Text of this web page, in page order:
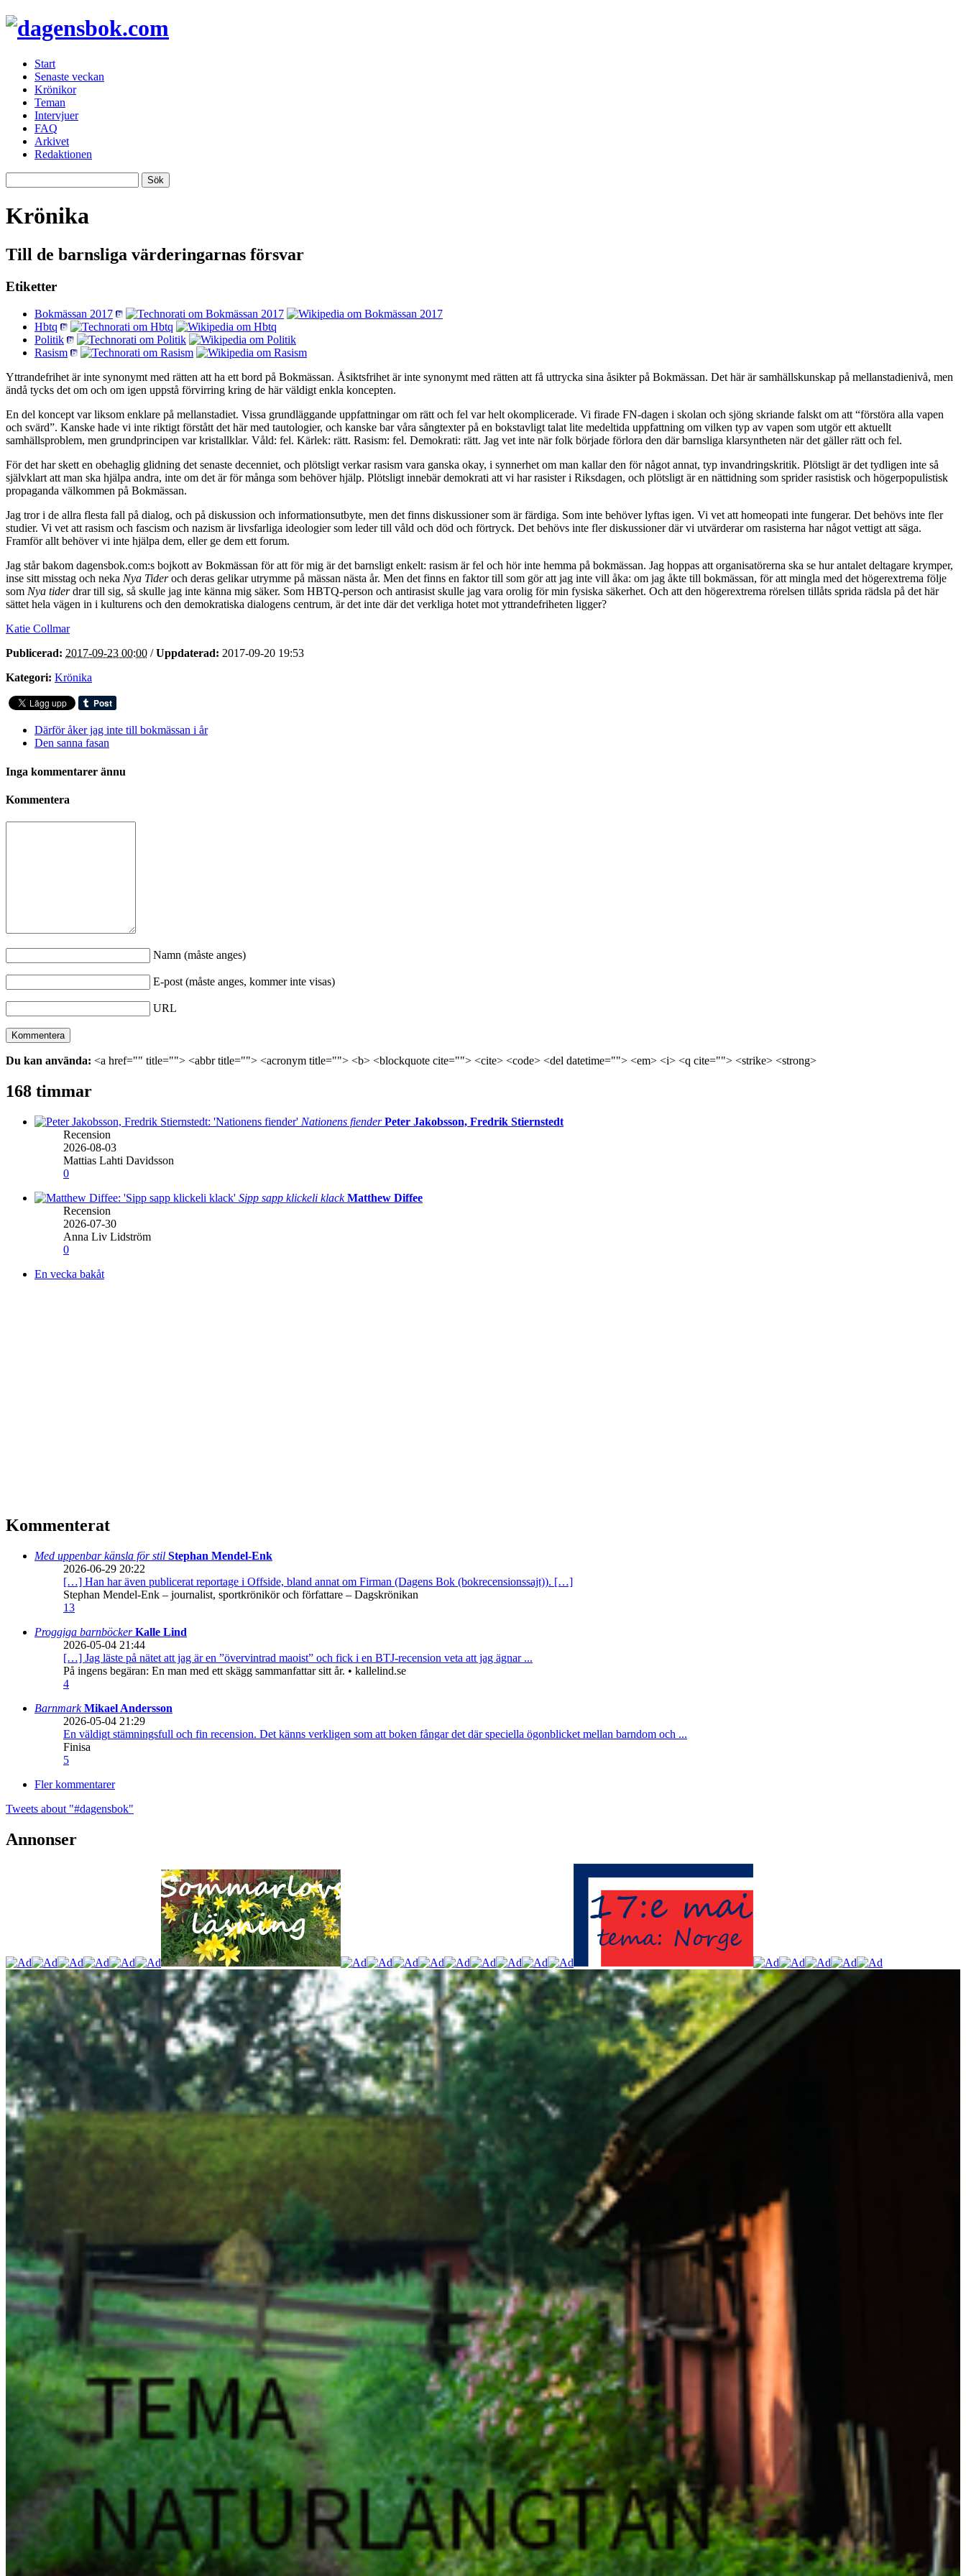
Start
Senaste veckan
Krönikor
Teman
Intervjuer
FAQ
Arkivet
Redaktionen
Krönika
Till de barnsliga värderingarnas försvar
Etiketter
Bokmässan 2017
Hbtq
Politik
Rasism
Yttrandefrihet är inte synonymt med rätten att ha ett bord på Bokmässan. Åsiktsfrihet är inte synonymt med rätten att få uttrycka sina åsikter på Bokmässan. Det här är samhällskunskap på mellanstadienivå, men
ändå tycks det om och om igen uppstå förvirring kring de här väldigt enkla koncepten.
En del koncept var liksom enklare på mellanstadiet. Vissa grundläggande uppfattningar om rätt och fel var helt okomplicerade. Vi firade FN-dagen i skolan och sjöng skriande falskt om att “förstöra alla vapen
och svärd”. Kanske hade vi inte riktigt förstått det här med tautologier, och kanske bar våra sångtexter på en bokstavligt talat lite medeltida uppfattning om vilken typ av vapen som utgör ett aktuellt
samhällsproblem, men grundprincipen var kristallklar. Våld: fel. Kärlek: rätt. Rasism: fel. Demokrati: rätt. Jag vet inte när folk började förlora den där barnsliga klarsyntheten när det gäller rätt och fel.
För det har skett en obehaglig glidning det senaste decenniet, och plötsligt verkar rasism vara ganska okay, i synnerhet om man kallar den för något annat, typ invandringskritik. Plötsligt är det tydligen inte så
självklart att man ska hjälpa andra, inte om det är för många som behöver hjälp. Plötsligt innebär demokrati att vi har rasister i Riksdagen, och plötsligt är en nättidning som sprider rasistisk och högerpopulistisk
propaganda välkommen på Bokmässan.
Jag tror i de allra flesta fall på dialog, och på diskussion och informationsutbyte, men det finns diskussioner som är färdiga. Som inte behöver lyftas igen. Vi vet att homeopati inte fungerar. Det behövs inte fler
studier. Vi vet att rasism och fascism och nazism är livsfarliga ideologier som leder till våld och död och förtryck. Det behövs inte fler diskussioner där vi utvärderar om rasisterna har något vettigt att säga.
Framför allt behöver vi inte hjälpa dem, eller ge dem ett forum.
Jag står bakom dagensbok.com:s bojkott av Bokmässan för att för mig är det barnsligt enkelt: rasism är fel och hör inte hemma på bokmässan. Jag hoppas att organisatörerna ska se hur antalet deltagare krymper,
inse sitt misstag och neka Nya Tideroch deras gelikar utrymme på mässan nästa år. Men det finns en faktor till som gör att jag inte vill åka: om jag åkte till bokmässan, för att mingla med det högerextrema följe
som Nya tiderdrar till sig, så skulle jag inte känna mig säker. Som HBTQ-person och antirasist skulle jag vara orolig för min fysiska säkerhet. Och att den högerextrema rörelsen tillåts sprida rädsla på det här
sättet hela vägen in i kulturens och den demokratiska dialogens centrum, är det inte där det verkliga hotet mot yttrandefriheten ligger?
Katie Collmar
Publicerad: 2017-09-23 00:00 /Uppdaterad: 2017-09-20 19:53
Kategori: Krönika
Därför åker jag inte till bokmässan i år
Den sanna fasan
Inga kommentarer ännu
Kommentera
Namn (måste anges)
E-post (måste anges, kommer inte visas)
URL
Du kan använda: <a href="" title=""> <abbr title=""> <acronym title=""> <b> <blockquote cite=""> <cite> <code> <del datetime=""> <em> <i> <q cite=""> <strike> <strong>
168 timmar
Nationens fiender Peter Jakobsson, Fredrik Stiernstedt
Recension
2026-08-03
Mattias Lahti Davidsson
0
Sipp sapp klickeli klack Matthew Diffee
Recension
2026-07-30
Anna Liv Lidström
0
En vecka bakåt
Kommenterat
Med uppenbar känsla för stil Stephan Mendel-Enk
2026-06-29 20:22
[…] Han har även publicerat reportage i Offside, bland annat om Firman (Dagens Bok (bokrecensionssajt)). […]
Stephan Mendel-Enk – journalist, sportkrönikör och författare – Dagskrönikan
13
Proggiga barnböckerKalle Lind
2026-05-04 21:44
[…] Jag läste på nätet att jag är en ”övervintrad maoist” och fick i en BTJ-recension veta att jag ägnar ...
På ingens begäran: En man med ett skägg sammanfattar sitt år. • kallelind.se
4
BarnmarkMikael Andersson
2026-05-04 21:29
En väldigt stämningsfull och fin recension. Det känns verkligen som att boken fångar det där speciella ögonblicket mellan barndom och ...
Finisa
5
Fler kommentarer
Tweets about "#dagensbok"
Annonser